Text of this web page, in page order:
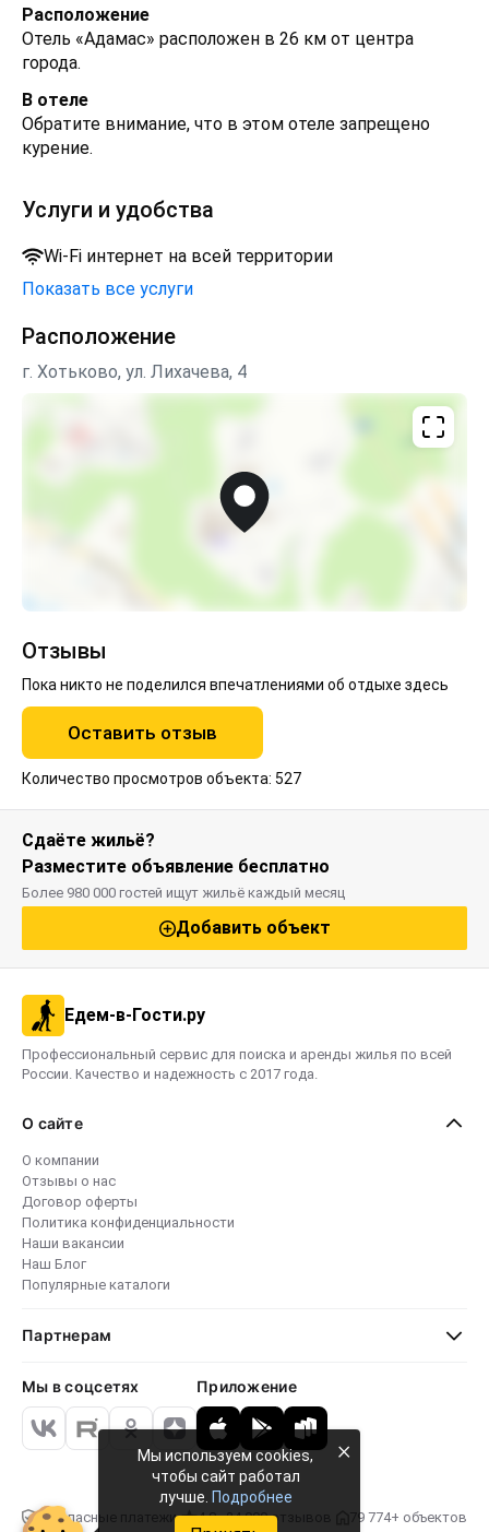
Расположение
Отель «Адамас» расположен в 26 км от центра
города.
В отеле
Обратите внимание, что в этом отеле запрещено
курение.
Услуги и удобства
Wi-Fi интернет на всей территории
Показать все услуги
Расположение
г. Хотьково, ул. Лихачева, 4
Отзывы
Пока никто не поделился впечатлениями об отдыхе здесь
Оставить отзыв
Количество просмотров объекта: 527
Сдаёте жильё?
Разместите объявление бесплатно
Более 980 000 гостей ищут жильё каждый месяц
Добавить объект
Едем-в-Гости.ру
Профессиональный сервис для поиска и аренды жилья по всей
России. Качество и надежность с 2017 года.
О сайте
О компании
Отзывы о нас
Договор оферты
Политика конфиденциальности
Наши вакансии
Наш Блог
Популярные каталоги
Партнерам
Мы в соцсетях Приложение
Безопасные платежи 4.8 · 24 000 отзывов 79 774+ объектов
Мы используем cookies,
чтобы сайт работал
лучше. Подробнее
×